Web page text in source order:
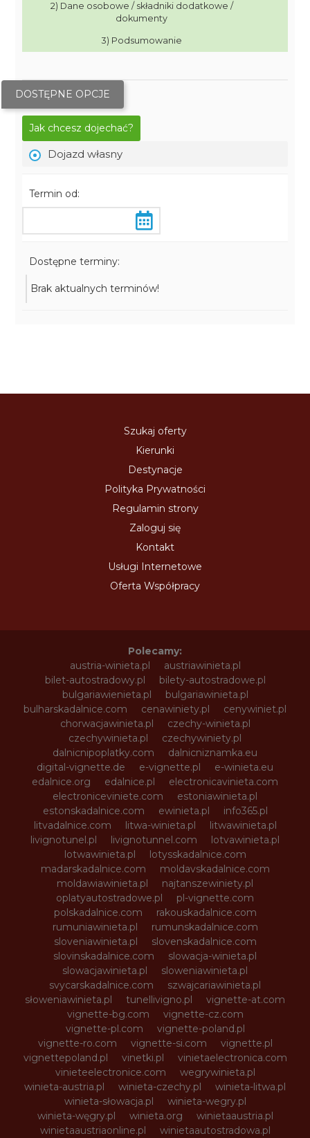
2) Dane osobowe / składniki dodatkowe /
dokumenty
3) Podsumowanie
DOSTĘPNE OPCJE
Jak chcesz dojechać?
Dojazd własny
Termin od:
Dostępne terminy:
Brak aktualnych terminów!
Szukaj oferty
Kierunki
Destynacje
Polityka Prywatności
Regulamin strony
Zaloguj się
Kontakt
Usługi Internetowe
Oferta Współpracy
Polecamy:
austria-winieta.pl
austriawinieta.pl
bilet-autostradowy.pl
bilety-autostradowe.pl
bulgariawienieta.pl
bulgariawinieta.pl
bulharskadalnice.com
cenawiniety.pl
cenywiniet.pl
chorwacjawinieta.pl
czechy-winieta.pl
czechywinieta.pl
czechywiniety.pl
dalnicnipoplatky.com
dalnicniznamka.eu
digital-vignette.de
e-vignette.pl
e-winieta.eu
edalnice.org
edalnice.pl
electronicavinieta.com
electroniceviniete.com
estoniawinieta.pl
estonskadalnice.com
ewinieta.pl
info365.pl
litvadalnice.com
litwa-winieta.pl
litwawinieta.pl
livignotunel.pl
livignotunnel.com
lotvawinieta.pl
lotwawinieta.pl
lotysskadalnice.com
madarskadalnice.com
moldavskadalnice.com
moldawiawinieta.pl
najtanszewiniety.pl
oplatyautostradowe.pl
pl-vignette.com
polskadalnice.com
rakouskadalnice.com
rumuniawinieta.pl
rumunskadalnice.com
sloveniawinieta.pl
slovenskadalnice.com
slovinskadalnice.com
slowacja-winieta.pl
slowacjawinieta.pl
sloweniawinieta.pl
svycarskadalnice.com
szwajcariawinieta.pl
słoweniawinieta.pl
tunellivigno.pl
vignette-at.com
vignette-bg.com
vignette-cz.com
vignette-pl.com
vignette-poland.pl
vignette-ro.com
vignette-si.com
vignette.pl
vignettepoland.pl
vinetki.pl
vinietaelectronica.com
vinieteelectronice.com
wegrywinieta.pl
winieta-austria.pl
winieta-czechy.pl
winieta-litwa.pl
winieta-słowacja.pl
winieta-wegry.pl
winieta-węgry.pl
winieta.org
winietaaustria.pl
winietaaustriaonline.pl
winietaautostradowa.pl